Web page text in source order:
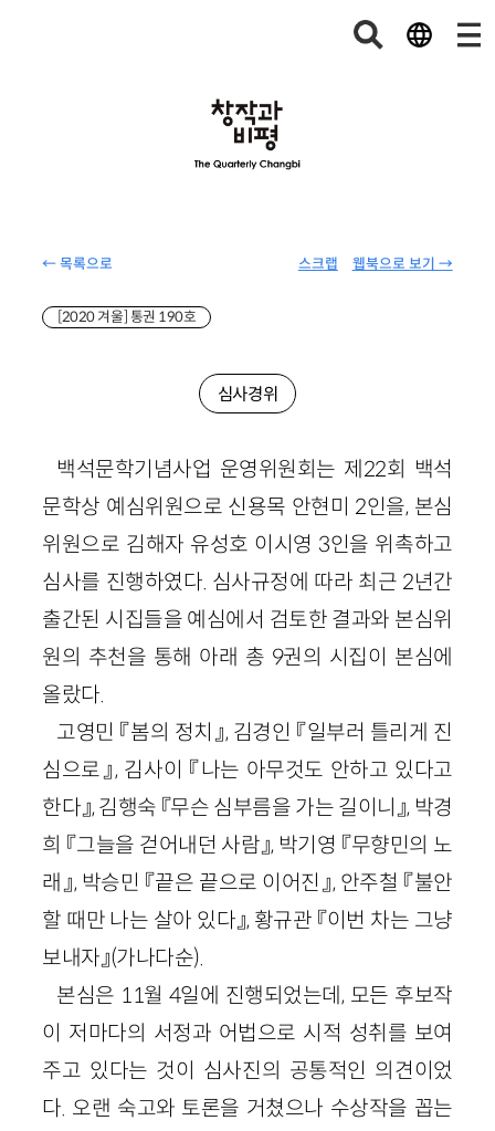
← 목록으로 웹북으로 보기 →
스크랩
[2020 겨울] 통권 190호
심사경위
백석문학기념사업 운영위원회는 제22회 백석
문학상 예심위원으로 신용목 안현미 2인을, 본심
위원으로 김해자 유성호 이시영 3인을 위촉하고
심사를 진행하였다. 심사규정에 따라 최근 2년간
출간된 시집들을 예심에서 검토한 결과와 본심위
원의 추천을 통해 아래 총 9권의 시집이 본심에
올랐다.
고영민 『봄의 정치』, 김경인 『일부러 틀리게 진
심으로』, 김사이 『나는 아무것도 안하고 있다고
한다』, 김행숙 『무슨 심부름을 가는 길이니』, 박경
희 『그늘을 걷어내던 사람』, 박기영 『무향민의 노
래』, 박승민 『끝은 끝으로 이어진』, 안주철 『불안
할 때만 나는 살아 있다』, 황규관 『이번 차는 그냥
보내자』(가나다순).
본심은 11월 4일에 진행되었는데, 모든 후보작
이 저마다의 서정과 어법으로 시적 성취를 보여
주고 있다는 것이 심사진의 공통적인 의견이었
다. 오랜 숙고와 토론을 거쳤으나 수상작을 꼽는